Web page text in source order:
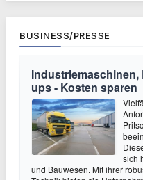
BUSINESS/PRESSE
ups - Kosten sparen
sich
und Bauwesen. Mit ihrer